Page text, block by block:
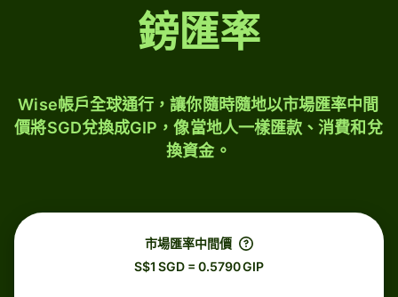
鎊匯率
Wise帳戶全球通行，讓你隨時隨地以市場匯率中間
價將SGD兌換成GIP，像當地人一樣匯款、消費和兌
換資金。
市場匯率中間價
S$1 SGD = 0.5790 GIP